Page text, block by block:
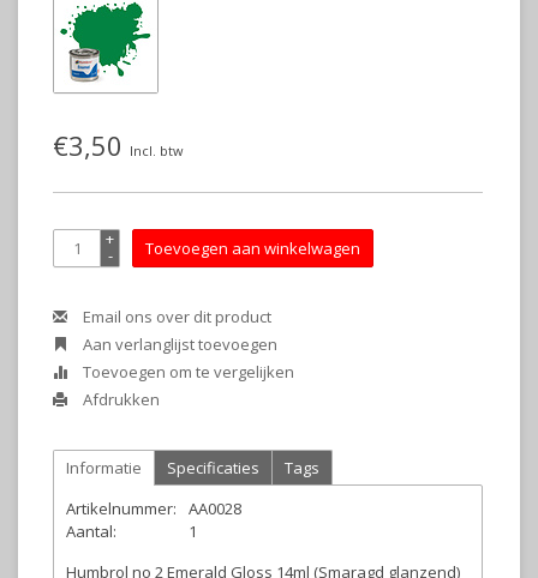
€3,50 Incl. btw
+
- Toevoegen aan winkelwagen
Email ons over dit product
Aan verlanglijst toevoegen
Toevoegen om te vergelijken
Afdrukken
Informatie Specificaties
Tags
Artikelnummer:
AA0028
Aantal:
1
Humbrol no 2 Emerald Gloss 14ml (Smaragd glanzend)